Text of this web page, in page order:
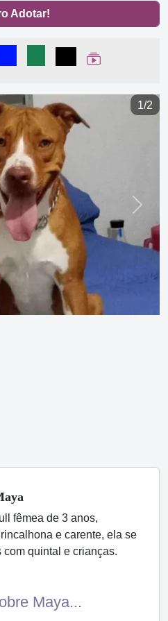
Adotar!
Compartilhar no Facebook
Compartilhar no
Compartilhar
Ver Web Story
1/2
Next
fêmea de 3 anos,
e carente, ela se
quintal e crianças.
Maya...